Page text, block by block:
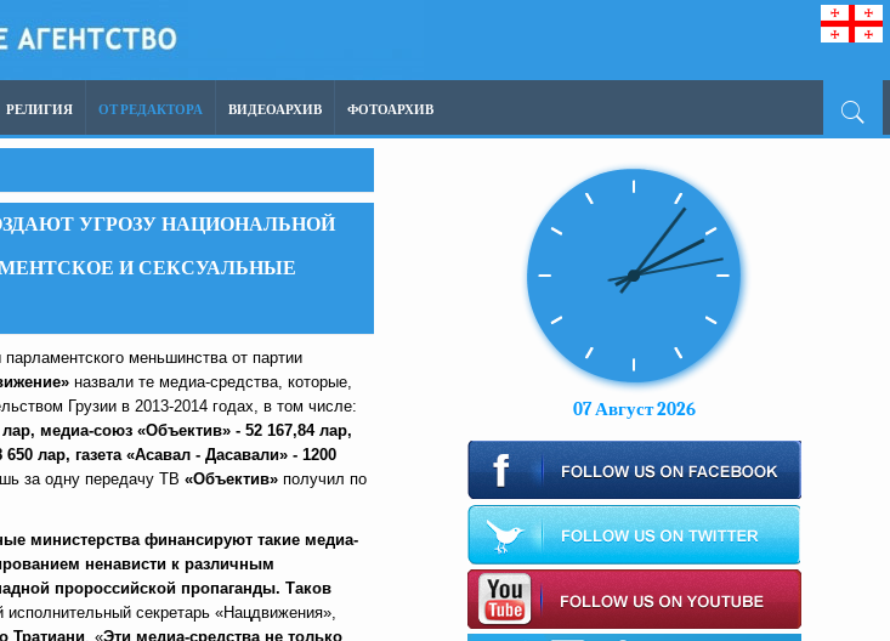
РЕЛИГИЯ ОТ РЕДАКТОРА ВИДЕОАРХИВ ФОТОАРХИВ
УГРОЗУ НАЦИОНАЛЬНОЙ
И СЕКСУАЛЬНЫЕ
меньшинства от партии
назвали те медиа-средства, которые,
Грузии в 2013-2014 годах, в том числе:
медиа-союз «Объектив» - 52 167,84 лар,
лар, газета «Асавал - Дасавали» - 1200
за одну передачу ТВ «Объектив» получил по
министерства финансируют такие медиа-
ненависти к различным
пророссийской пропаганды. Таков
исполнительный секретарь «Нацдвижения»,
Тратиани. «Эти медиа-средства не только
07 Август 2026